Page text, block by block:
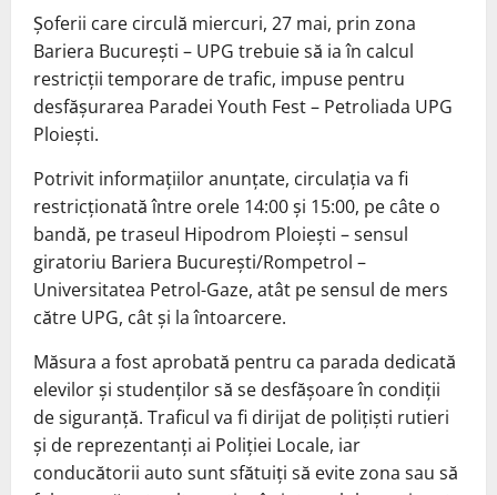
Șoferii care circulă miercuri, 27 mai, prin zona
Bariera București – UPG trebuie să ia în calcul
restricții temporare de trafic, impuse pentru
desfășurarea Paradei Youth Fest – Petroliada UPG
Ploiești.
Potrivit informațiilor anunțate, circulația va fi
restricționată între orele 14:00 și 15:00, pe câte o
bandă, pe traseul Hipodrom Ploiești – sensul
giratoriu Bariera București/Rompetrol –
Universitatea Petrol-Gaze, atât pe sensul de mers
către UPG, cât și la întoarcere.
Măsura a fost aprobată pentru ca parada dedicată
elevilor și studenților să se desfășoare în condiții
de siguranță. Traficul va fi dirijat de polițiști rutieri
și de reprezentanți ai Poliției Locale, iar
conducătorii auto sunt sfătuiți să evite zona sau să